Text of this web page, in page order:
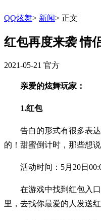
QQ炫舞> 新闻> 正文
红包再度来袭 情
2021-05-21 官方
亲爱的炫舞玩家：
1.红包
告白的形式有很多表
的！甜蜜倒计时，那些想
活动时间：5月20日
在游戏中找到红包入
里，去找你最爱的人发送红